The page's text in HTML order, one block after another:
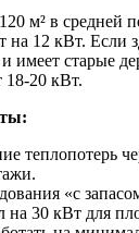
м² в средней
на 12 кВт. Если
имеет старые
18-20 кВт.
теплопотерь
«с
на 30 кВт для